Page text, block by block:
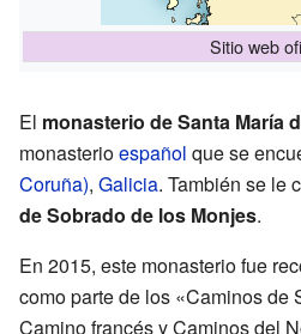
Sitio web
El monasterio de Santa María
monasterioespañol que se
Coruña), Galicia. También se le
de Sobrado de los Monjes.
En 2015, este monasterio fue
como parte de los «Caminos de
Camino francés y Caminos del